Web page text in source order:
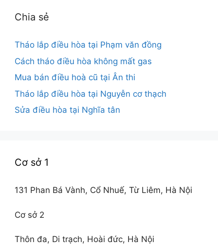
Chia sẻ
Tháo lắp điều hòa tại Phạm văn đồng
Cách tháo điều hòa không mất gas
Mua bán điều hoà cũ tại Ân thi
Tháo lắp điều hòa tại Nguyễn cơ thạch
Sửa điều hòa tại Nghĩa tân
Cơ sở 1
131 Phan Bá Vành, Cổ Nhuế, Từ Liêm, Hà Nội
Cơ sở 2
Thôn đa, Di trạch, Hoài đức, Hà Nội